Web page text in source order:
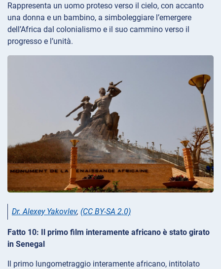
Rappresenta un uomo proteso verso il cielo, con accanto
una donna e un bambino, a simboleggiare l’emergere
dell’Africa dal colonialismo e il suo cammino verso il
progresso e l’unità.
Dr. Alexey Yakovlev, (CC BY-SA 2.0)
Fatto 10: Il primo film interamente africano è stato girato
in Senegal
Il primo lungometraggio interamente africano, intitolato